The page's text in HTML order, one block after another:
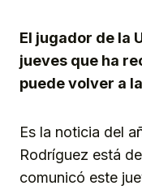
El jugador de la
jueves que ha
puede volver a
Es la noticia del
Rodríguez está
comunicó este